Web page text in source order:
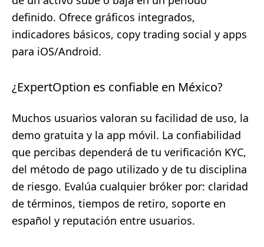
definido. Ofrece gráficos integrados,
indicadores básicos, copy trading social y apps
para iOS/Android.
¿ExpertOption es confiable en México?
Muchos usuarios valoran su facilidad de uso, la
demo gratuita y la app móvil. La confiabilidad
que percibas dependerá de tu verificación KYC,
del método de pago utilizado y de tu disciplina
de riesgo. Evalúa cualquier bróker por: claridad
de términos, tiempos de retiro, soporte en
español y reputación entre usuarios.